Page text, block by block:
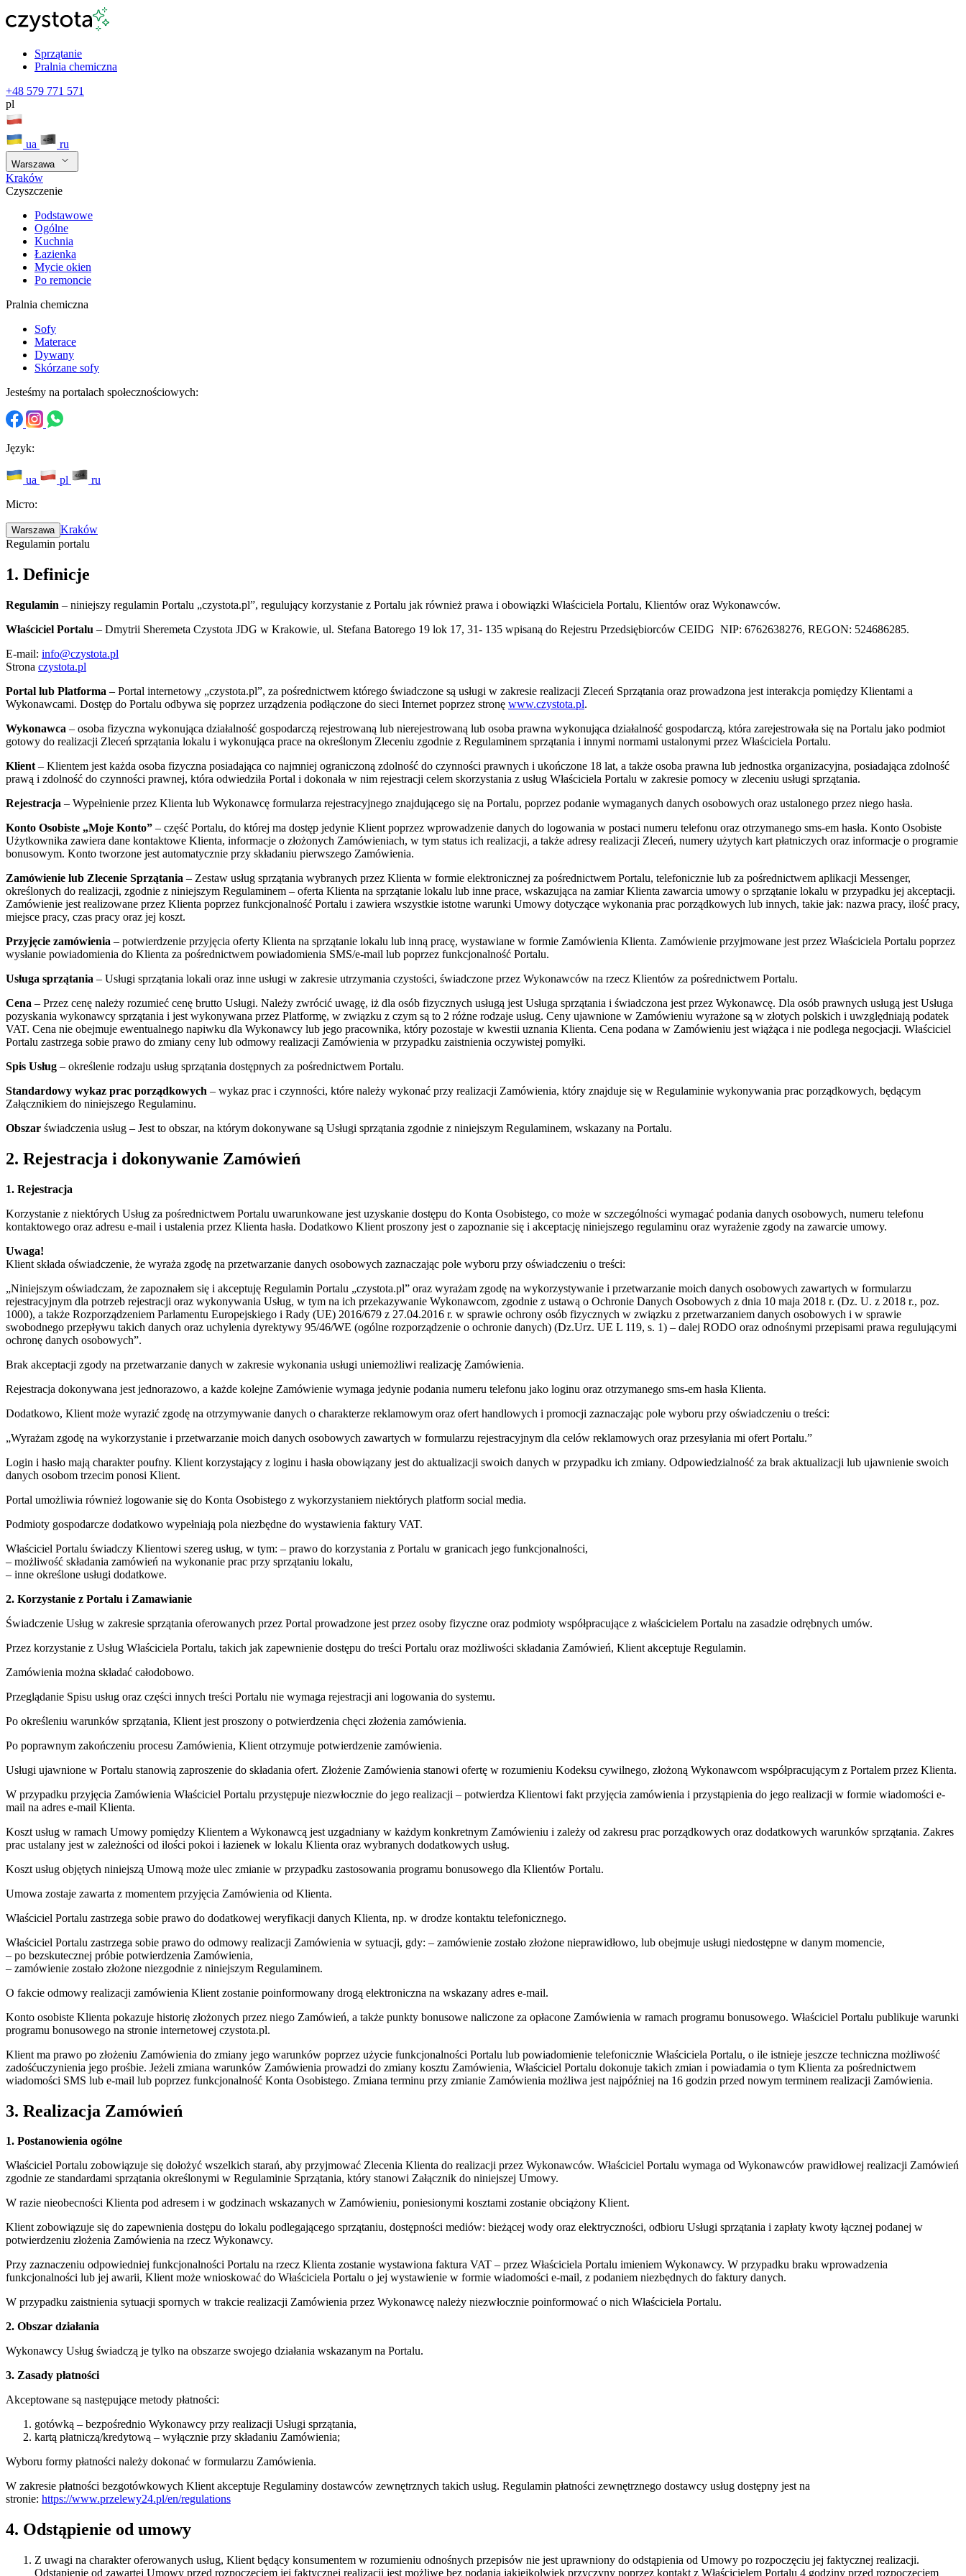
Sprzątanie
Pralnia chemiczna
+48 579 771 571
pl
ua ru
Warszawa
Kraków
Czyszczenie
Podstawowe
Ogólne
Kuchnia
Łazienka
Mycie okien
Po remoncie
Pralnia chemiczna
Sofy
Materace
Dywany
Skórzane sofy
Jesteśmy na portalach społecznościowych:
Język:
ua pl
ru
Місто:
Warszawa Kraków
Regulamin portalu
1. Definicje
Regulamin – niniejszy regulamin Portalu „czystota.pl”, regulujący korzystanie z Portalu jak również prawa i obowiązki Właściciela Portalu, Klientów oraz Wykonawców.
Właściciel Portalu – Dmytrii Sheremeta Czystota JDG w Krakowie, ul. Stefana Batorego 19 lok 17, 31- 135 wpisaną do Rejestru Przedsiębiorców CEIDG NIP: 6762638276, REGON: 524686285.
E-mail: info@czystota.pl
Strona czystota.pl
Portal lub Platforma – Portal internetowy „czystota.pl”, za pośrednictwem którego świadczone są usługi w zakresie realizacji Zleceń Sprzątania oraz prowadzona jest interakcja pomiędzy Klientami a
Wykonawcami. Dostęp do Portalu odbywa się poprzez urządzenia podłączone do sieci Internet poprzez stronę www.czystota.pl.
Wykonawca – osoba fizyczna wykonująca działalność gospodarczą rejestrowaną lub nierejestrowaną lub osoba prawna wykonująca działalność gospodarczą, która zarejestrowała się na Portalu jako podmiot
gotowy do realizacji Zleceń sprzątania lokalu i wykonująca prace na określonym Zleceniu zgodnie z Regulaminem sprzątania i innymi normami ustalonymi przez Właściciela Portalu.
Klient – Klientem jest każda osoba fizyczna posiadająca co najmniej ograniczoną zdolność do czynności prawnych i ukończone 18 lat, a także osoba prawna lub jednostka organizacyjna, posiadająca zdolność
prawą i zdolność do czynności prawnej, która odwiedziła Portal i dokonała w nim rejestracji celem skorzystania z usług Właściciela Portalu w zakresie pomocy w zleceniu usługi sprzątania.
Rejestracja – Wypełnienie przez Klienta lub Wykonawcę formularza rejestracyjnego znajdującego się na Portalu, poprzez podanie wymaganych danych osobowych oraz ustalonego przez niego hasła.
Konto Osobiste „Moje Konto” – część Portalu, do której ma dostęp jedynie Klient poprzez wprowadzenie danych do logowania w postaci numeru telefonu oraz otrzymanego sms-em hasła. Konto Osobiste
Użytkownika zawiera dane kontaktowe Klienta, informacje o złożonych Zamówieniach, w tym status ich realizacji, a także adresy realizacji Zleceń, numery użytych kart płatniczych oraz informacje o programie
bonusowym. Konto tworzone jest automatycznie przy składaniu pierwszego Zamówienia.
Zamówienie lub Zlecenie Sprzątania – Zestaw usług sprzątania wybranych przez Klienta w formie elektronicznej za pośrednictwem Portalu, telefonicznie lub za pośrednictwem aplikacji Messenger,
określonych do realizacji, zgodnie z niniejszym Regulaminem – oferta Klienta na sprzątanie lokalu lub inne prace, wskazująca na zamiar Klienta zawarcia umowy o sprzątanie lokalu w przypadku jej akceptacji.
Zamówienie jest realizowane przez Klienta poprzez funkcjonalność Portalu i zawiera wszystkie istotne warunki Umowy dotyczące wykonania prac porządkowych lub innych, takie jak: nazwa pracy, ilość pracy,
miejsce pracy, czas pracy oraz jej koszt.
Przyjęcie zamówienia – potwierdzenie przyjęcia oferty Klienta na sprzątanie lokalu lub inną pracę, wystawiane w formie Zamówienia Klienta. Zamówienie przyjmowane jest przez Właściciela Portalu poprzez
wysłanie powiadomienia do Klienta za pośrednictwem powiadomienia SMS/e-mail lub poprzez funkcjonalność Portalu.
Usługa sprzątania – Usługi sprzątania lokali oraz inne usługi w zakresie utrzymania czystości, świadczone przez Wykonawców na rzecz Klientów za pośrednictwem Portalu.
Cena – Przez cenę należy rozumieć cenę brutto Usługi. Należy zwrócić uwagę, iż dla osób fizycznych usługą jest Usługa sprzątania i świadczona jest przez Wykonawcę. Dla osób prawnych usługą jest Usługa
pozyskania wykonawcy sprzątania i jest wykonywana przez Platformę, w związku z czym są to 2 różne rodzaje usług. Ceny ujawnione w Zamówieniu wyrażone są w złotych polskich i uwzględniają podatek
VAT. Cena nie obejmuje ewentualnego napiwku dla Wykonawcy lub jego pracownika, który pozostaje w kwestii uznania Klienta. Cena podana w Zamówieniu jest wiążąca i nie podlega negocjacji. Właściciel
Portalu zastrzega sobie prawo do zmiany ceny lub odmowy realizacji Zamówienia w przypadku zaistnienia oczywistej pomyłki.
Spis Usług – określenie rodzaju usług sprzątania dostępnych za pośrednictwem Portalu.
Standardowy wykaz prac porządkowych – wykaz prac i czynności, które należy wykonać przy realizacji Zamówienia, który znajduje się w Regulaminie wykonywania prac porządkowych, będącym
Załącznikiem do niniejszego Regulaminu.
Obszar świadczenia usług – Jest to obszar, na którym dokonywane są Usługi sprzątania zgodnie z niniejszym Regulaminem, wskazany na Portalu.
2. Rejestracja i dokonywanie Zamówień
1. Rejestracja
Korzystanie z niektórych Usług za pośrednictwem Portalu uwarunkowane jest uzyskanie dostępu do Konta Osobistego, co może w szczególności wymagać podania danych osobowych, numeru telefonu
kontaktowego oraz adresu e-mail i ustalenia przez Klienta hasła. Dodatkowo Klient proszony jest o zapoznanie się i akceptację niniejszego regulaminu oraz wyrażenie zgody na zawarcie umowy.
Uwaga!
Klient składa oświadczenie, że wyraża zgodę na przetwarzanie danych osobowych zaznaczając pole wyboru przy oświadczeniu o treści:
„Niniejszym oświadczam, że zapoznałem się i akceptuję Regulamin Portalu „czystota.pl” oraz wyrażam zgodę na wykorzystywanie i przetwarzanie moich danych osobowych zawartych w formularzu
rejestracyjnym dla potrzeb rejestracji oraz wykonywania Usług, w tym na ich przekazywanie Wykonawcom, zgodnie z ustawą o Ochronie Danych Osobowych z dnia 10 maja 2018 r. (Dz. U. z 2018 r., poz.
1000), a także Rozporządzeniem Parlamentu Europejskiego i Rady (UE) 2016/679 z 27.04.2016 r. w sprawie ochrony osób fizycznych w związku z przetwarzaniem danych osobowych i w sprawie
swobodnego przepływu takich danych oraz uchylenia dyrektywy 95/46/WE (ogólne rozporządzenie o ochronie danych) (Dz.Urz. UE L 119, s. 1) – dalej RODO oraz odnośnymi przepisami prawa regulującymi
ochronę danych osobowych”.
Brak akceptacji zgody na przetwarzanie danych w zakresie wykonania usługi uniemożliwi realizację Zamówienia.
Rejestracja dokonywana jest jednorazowo, a każde kolejne Zamówienie wymaga jedynie podania numeru telefonu jako loginu oraz otrzymanego sms-em hasła Klienta.
Dodatkowo, Klient może wyrazić zgodę na otrzymywanie danych o charakterze reklamowym oraz ofert handlowych i promocji zaznaczając pole wyboru przy oświadczeniu o treści:
„Wyrażam zgodę na wykorzystanie i przetwarzanie moich danych osobowych zawartych w formularzu rejestracyjnym dla celów reklamowych oraz przesyłania mi ofert Portalu.”
Login i hasło mają charakter poufny. Klient korzystający z loginu i hasła obowiązany jest do aktualizacji swoich danych w przypadku ich zmiany. Odpowiedzialność za brak aktualizacji lub ujawnienie swoich
danych osobom trzecim ponosi Klient.
Portal umożliwia również logowanie się do Konta Osobistego z wykorzystaniem niektórych platform social media.
Podmioty gospodarcze dodatkowo wypełniają pola niezbędne do wystawienia faktury VAT.
Właściciel Portalu świadczy Klientowi szereg usług, w tym: – prawo do korzystania z Portalu w granicach jego funkcjonalności,
– możliwość składania zamówień na wykonanie prac przy sprzątaniu lokalu,
– inne określone usługi dodatkowe.
2. Korzystanie z Portalu i Zamawianie
Świadczenie Usług w zakresie sprzątania oferowanych przez Portal prowadzone jest przez osoby fizyczne oraz podmioty współpracujące z właścicielem Portalu na zasadzie odrębnych umów.
Przez korzystanie z Usług Właściciela Portalu, takich jak zapewnienie dostępu do treści Portalu oraz możliwości składania Zamówień, Klient akceptuje Regulamin.
Zamówienia można składać całodobowo.
Przeglądanie Spisu usług oraz części innych treści Portalu nie wymaga rejestracji ani logowania do systemu.
Po określeniu warunków sprzątania, Klient jest proszony o potwierdzenia chęci złożenia zamówienia.
Po poprawnym zakończeniu procesu Zamówienia, Klient otrzymuje potwierdzenie zamówienia.
Usługi ujawnione w Portalu stanowią zaproszenie do składania ofert. Złożenie Zamówienia stanowi ofertę w rozumieniu Kodeksu cywilnego, złożoną Wykonawcom współpracującym z Portalem przez Klienta.
W przypadku przyjęcia Zamówienia Właściciel Portalu przystępuje niezwłocznie do jego realizacji – potwierdza Klientowi fakt przyjęcia zamówienia i przystąpienia do jego realizacji w formie wiadomości e-
mail na adres e-mail Klienta.
Koszt usług w ramach Umowy pomiędzy Klientem a Wykonawcą jest uzgadniany w każdym konkretnym Zamówieniu i zależy od zakresu prac porządkowych oraz dodatkowych warunków sprzątania. Zakres
prac ustalany jest w zależności od ilości pokoi i łazienek w lokalu Klienta oraz wybranych dodatkowych usług.
Koszt usług objętych niniejszą Umową może ulec zmianie w przypadku zastosowania programu bonusowego dla Klientów Portalu.
Umowa zostaje zawarta z momentem przyjęcia Zamówienia od Klienta.
Właściciel Portalu zastrzega sobie prawo do dodatkowej weryfikacji danych Klienta, np. w drodze kontaktu telefonicznego.
Właściciel Portalu zastrzega sobie prawo do odmowy realizacji Zamówienia w sytuacji, gdy: – zamówienie zostało złożone nieprawidłowo, lub obejmuje usługi niedostępne w danym momencie,
– po bezskutecznej próbie potwierdzenia Zamówienia,
– zamówienie zostało złożone niezgodnie z niniejszym Regulaminem.
O fakcie odmowy realizacji zamówienia Klient zostanie poinformowany drogą elektroniczna na wskazany adres e-mail.
Konto osobiste Klienta pokazuje historię złożonych przez niego Zamówień, a także punkty bonusowe naliczone za opłacone Zamówienia w ramach programu bonusowego. Właściciel Portalu publikuje warunki
programu bonusowego na stronie internetowej czystota.pl.
Klient ma prawo po złożeniu Zamówienia do zmiany jego warunków poprzez użycie funkcjonalności Portalu lub powiadomienie telefonicznie Właściciela Portalu, o ile istnieje jeszcze techniczna możliwość
zadośćuczynienia jego prośbie. Jeżeli zmiana warunków Zamówienia prowadzi do zmiany kosztu Zamówienia, Właściciel Portalu dokonuje takich zmian i powiadamia o tym Klienta za pośrednictwem
wiadomości SMS lub e-mail lub poprzez funkcjonalność Konta Osobistego. Zmiana terminu przy zmianie Zamówienia możliwa jest najpóźniej na 16 godzin przed nowym terminem realizacji Zamówienia.
3. Realizacja Zamówień
1. Postanowienia ogólne
Właściciel Portalu zobowiązuje się dołożyć wszelkich starań, aby przyjmować Zlecenia Klienta do realizacji przez Wykonawców. Właściciel Portalu wymaga od Wykonawców prawidłowej realizacji Zamówień
zgodnie ze standardami sprzątania określonymi w Regulaminie Sprzątania, który stanowi Załącznik do niniejszej Umowy.
W razie nieobecności Klienta pod adresem i w godzinach wskazanych w Zamówieniu, poniesionymi kosztami zostanie obciążony Klient.
Klient zobowiązuje się do zapewnienia dostępu do lokalu podlegającego sprzątaniu, dostępności mediów: bieżącej wody oraz elektryczności, odbioru Usługi sprzątania i zapłaty kwoty łącznej podanej w
potwierdzeniu złożenia Zamówienia na rzecz Wykonawcy.
Przy zaznaczeniu odpowiedniej funkcjonalności Portalu na rzecz Klienta zostanie wystawiona faktura VAT – przez Właściciela Portalu imieniem Wykonawcy. W przypadku braku wprowadzenia
funkcjonalności lub jej awarii, Klient może wnioskować do Właściciela Portalu o jej wystawienie w formie wiadomości e-mail, z podaniem niezbędnych do faktury danych.
W przypadku zaistnienia sytuacji spornych w trakcie realizacji Zamówienia przez Wykonawcę należy niezwłocznie poinformować o nich Właściciela Portalu.
2. Obszar działania
Wykonawcy Usług świadczą je tylko na obszarze swojego działania wskazanym na Portalu.
3. Zasady płatności
Akceptowane są następujące metody płatności:
gotówką – bezpośrednio Wykonawcy przy realizacji Usługi sprzątania,
kartą płatniczą/kredytową – wyłącznie przy składaniu Zamówienia;
Wyboru formy płatności należy dokonać w formularzu Zamówienia.
W zakresie płatności bezgotówkowych Klient akceptuje Regulaminy dostawców zewnętrznych takich usług. Regulamin płatności zewnętrznego dostawcy usług dostępny jest na
stronie: https://www.przelewy24.pl/en/regulations
4. Odstąpienie od umowy
Z uwagi na charakter oferowanych usług, Klient będący konsumentem w rozumieniu odnośnych przepisów nie jest uprawniony do odstąpienia od Umowy po rozpoczęciu jej faktycznej realizacji.
Odstąpienie od zawartej Umowy przed rozpoczęciem jej faktycznej realizacji jest możliwe bez podania jakiejkolwiek przyczyny poprzez kontakt z Właścicielem Portalu 4 godziny przed rozpoczęciem